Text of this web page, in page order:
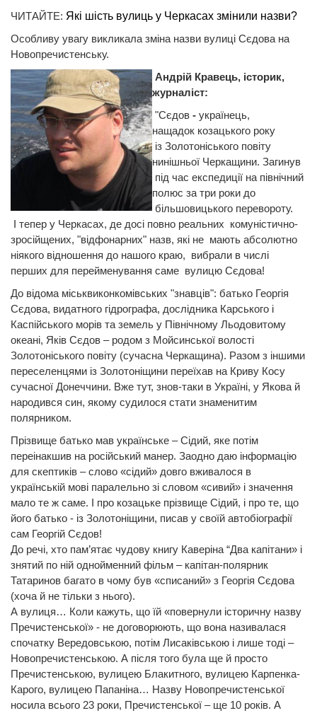
ЧИТАЙТЕ: Які шість вулиць у Черкасах змінили назви?
Особливу увагу викликала зміна назви вулиці Сєдова на
Новопречистенську.
Андрій Кравець, історик,
журналіст:
"Cєдов - українець,
нащадок козацького року
із Золотоніського повіту
нинішньої Черкащини. Загинув
під час експедиції на північний
полюс за три роки до
більшовицького перевороту.
І тепер у Черкасах, де досі повно реальних комуністично-
зросійщених, "відфонарних" назв, які не мають абсолютно
ніякого відношення до нашого краю, вибрали в числі
перших для перейменування саме вулицю Сєдова!
До відома міськвиконкомівських "знавців": батько Георгія
Сєдова, видатного гідрографа, дослідника Карського і
Каспійського морів та земель у Північному Льодовитому
океані, Яків Сєдов – родом з Мойсинської волості
Золотоніського повіту (сучасна Черкащина). Разом з іншими
переселенцями із Золотоніщини переїхав на Криву Косу
сучасної Донеччини. Вже тут, знов-таки в Україні, у Якова й
народився син, якому судилося стати знаменитим
полярником.
Прізвище батько мав українське – Сідий, яке потім
переінакшив на російський манер. Заодно даю інформацію
для скептиків – слово «сідий» довго вживалося в
українській мові паралельно зі словом «сивий» і значення
мало те ж саме. І про козацьке прізвище Сідий, і про те, що
його батько - із Золотоніщини, писав у своїй автобіографії
сам Георгій Сєдов!
До речі, хто пам’ятає чудову книгу Каверіна “Два капітани» і
знятий по ній однойменний фільм – капітан-полярник
Татаринов багато в чому був «списаний» з Георгія Сєдова
(хоча й не тільки з нього).
А вулиця… Коли кажуть, що їй «повернули історичну назву
Пречистенської» - не договорюють, що вона називалася
спочатку Вередовською, потім Лисаківською і лише тоді –
Новопречистенською. А після того була ще й просто
Пречистенською, вулицею Блакитного, вулицею Карпенка-
Карого, вулицею Папаніна… Назву Новопречистенської
носила всього 23 роки, Пречистенської – ще 10 років. А